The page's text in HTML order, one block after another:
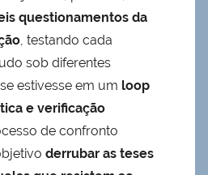
questionamentos da
, testando cada
sob diferentes
estivesse em um loop
e verificação
de confronto
derrubar as teses